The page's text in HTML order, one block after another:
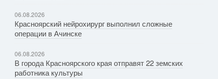
06.08.2026
Красноярский нейрохирург выполнил сложные
операции в Ачинске
06.08.2026
В города Красноярского края отправят 22 земских
работника культуры